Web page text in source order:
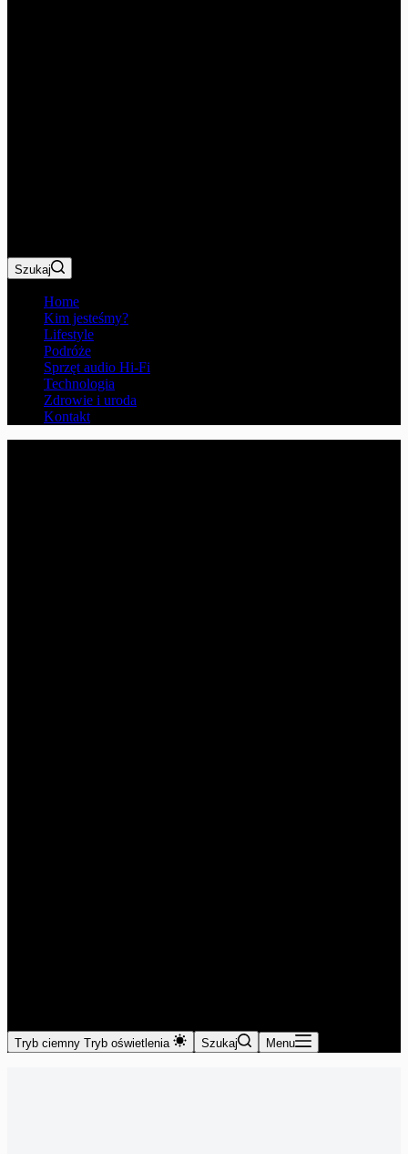
Szukaj
Home
Kim jesteśmy?
Lifestyle
Podróże
Sprzęt audio Hi-Fi
Technologia
Zdrowie i uroda
Kontakt
Tryb ciemny Tryb oświetlenia Szukaj Menu